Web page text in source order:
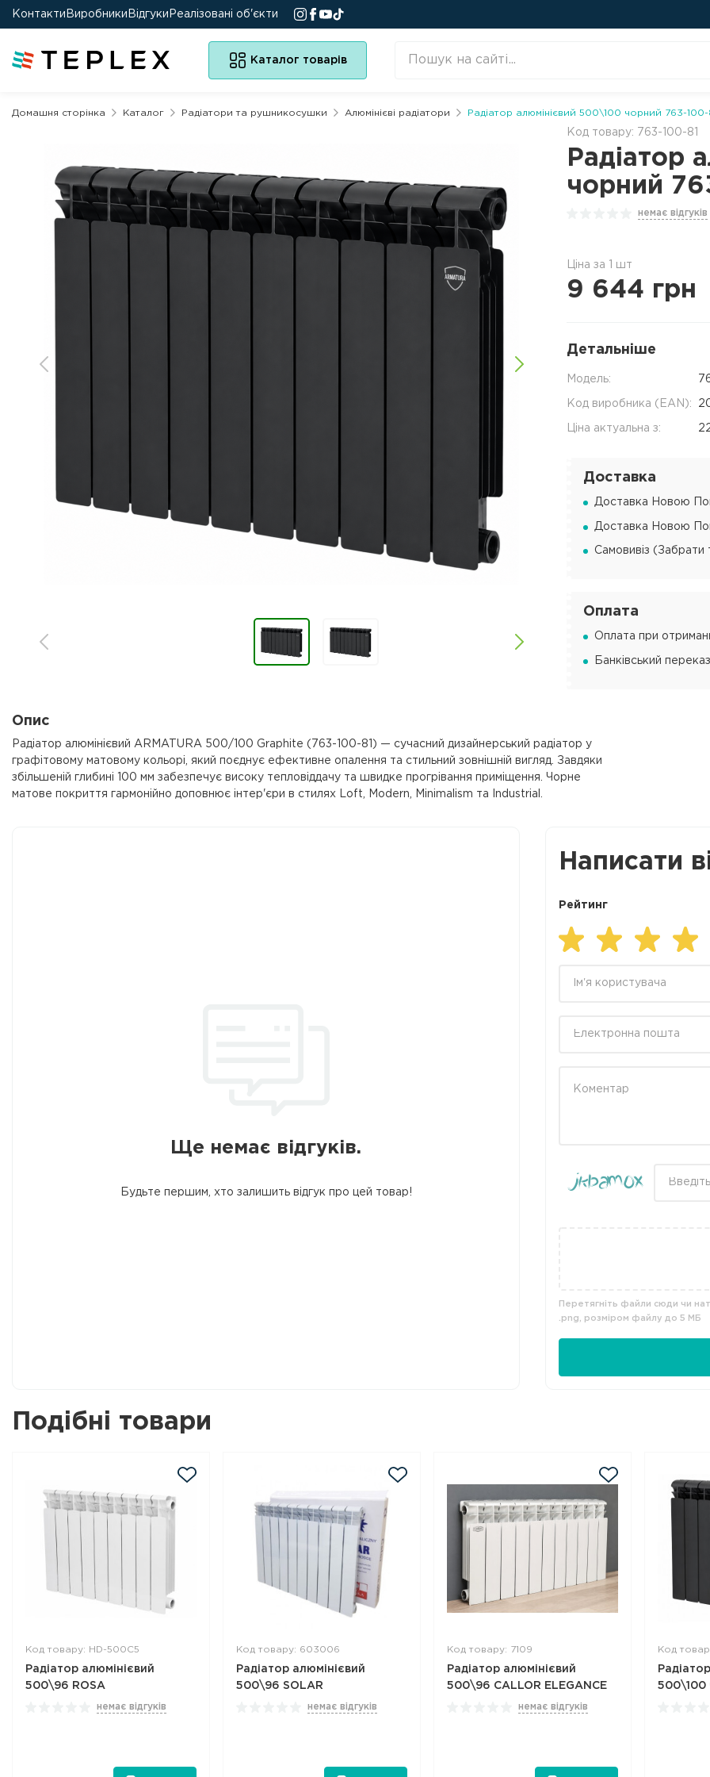
Контакти Виробники Відгуки Реалізовані об'єкти
Каталог товарів
Домашня сторінка Каталог Радіатори та рушникосушки Алюмінієві радіатори Радіатор алюмінієвий 500\100 чорний 763-100-
Код товару: 763-100-81
Радіатор
чорний
немає відгуків
Ціна за 1 шт
9 644 грн
Детальніше
Модель:
Код виробника (EAN):
Ціна актуальна з:
Доставка
Доставка Новою
Доставка Новою
Самовивіз (Забрати
Оплата
Оплата при
Банківський
Опис
Радіатор алюмінієвий ARMATURA 500/100 Graphite (763-100-81) — сучасний дизайнерський радіатор у
графітовому матовому кольорі, який поєднує ефективне опалення та стильний зовнішній вигляд. Завдяки
збільшеній глибині 100 мм забезпечує високу тепловіддачу та швидке прогрівання приміщення. Чорне
матове покриття гармонійно доповнює інтер'єри в стилях Loft, Modern, Minimalism та Industrial.
Ще немає відгуків.
Будьте першим, хто залишить відгук про цей товар!
Написати
Рейтинг
Перетягніть файли сюди чи
.png, розміром файлу до 5 МБ
Подібні товари
Код товару: HD-500C5
Радіатор алюмінієвий
500\96 ROSA
немає відгуків
Код товару: 603006
Радіатор алюмінієвий
500\96 SOLAR
немає відгуків
Код товару: 7109
Радіатор алюмінієвий
500\96 CALLOR ELEGANCE
немає відгуків
Код
500\100